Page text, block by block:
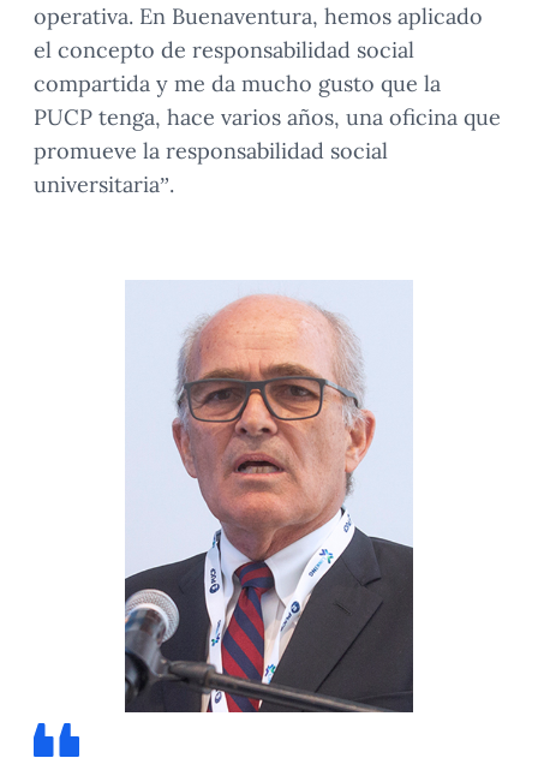
operativa. En Buenaventura, hemos aplicado
el concepto de responsabilidad social
compartida y me da mucho gusto que la
PUCP tenga, hace varios años, una oficina que
promueve la responsabilidad social
universitaria”.